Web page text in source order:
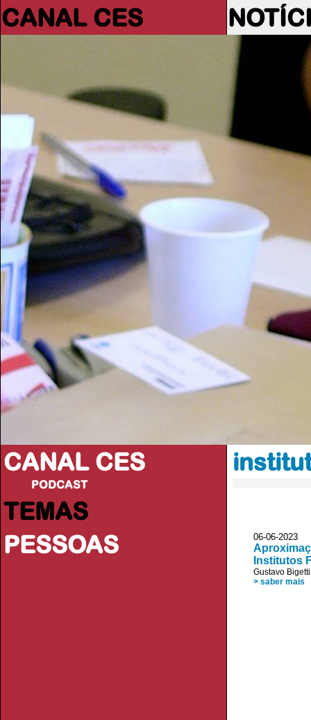
CANAL CES
CANAL CES
PODCAST
TEMAS
PESSOAS
06-06-
Institutos
Gustavo
> saber mais